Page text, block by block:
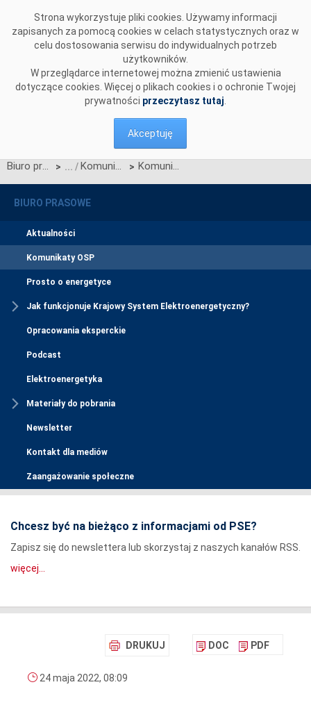
Strona wykorzystuje pliki cookies. Używamy informacji
zapisanych za pomocą cookies w celach statystycznych oraz w
celu dostosowania serwisu do indywidualnych potrzeb
użytkowników.
W przeglądarce internetowej można zmienić ustawienia
dotyczące cookies. Więcej o plikach cookies i o ochronie Twojej
prywatności przeczytasz tutaj
Akceptuję
Biuro prasowe > Komunikaty OSP > Komunikat OSP dotyczący zawieszenia procesu Jednolitego łączenia Rynków Dnia Bieżącego w dniu 25.05.2022.
BIURO PRASOWE
Aktualności
Komunikaty OSP
Prosto o energetyce
Jak funkcjonuje Krajowy System Elektroenergetyczny?
Opracowania eksperckie
Podcast
Elektroenergetyka
Materiały do pobrania
Newsletter
Kontakt dla mediów
Zaangażowanie społeczne
Chcesz być na bieżąco z informacjami od PSE?
Zapisz się do newslettera lub skorzystaj z naszych kanałów RSS.
więcej...
DRUKUJ DOC PDF
24 maja 2022, 08:09